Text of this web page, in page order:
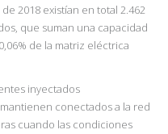
2018 existían en total 2.462
que suman una capacidad
de la matriz eléctrica
inyectados
conectados a la red
cuando las condiciones